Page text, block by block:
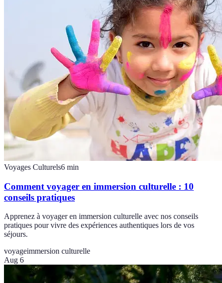
Voyages Culturels6 min
Comment voyager en immersion culturelle : 10
conseils pratiques
Apprenez à voyager en immersion culturelle avec nos conseils
pratiques pour vivre des expériences authentiques lors de vos
séjours.
voyageimmersion culturelle
Aug 6